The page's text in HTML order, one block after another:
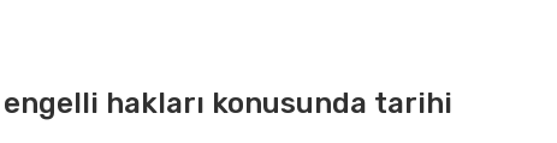
engelli hakları konusunda tarihi